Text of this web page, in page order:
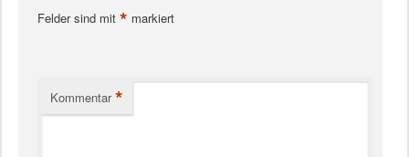
Felder sind mit * markiert
Kommentar *